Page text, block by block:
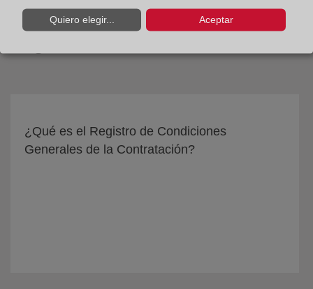
¿Qué es el Registro de Condiciones
Generales de la Contratación?
Quiero elegir... Aceptar